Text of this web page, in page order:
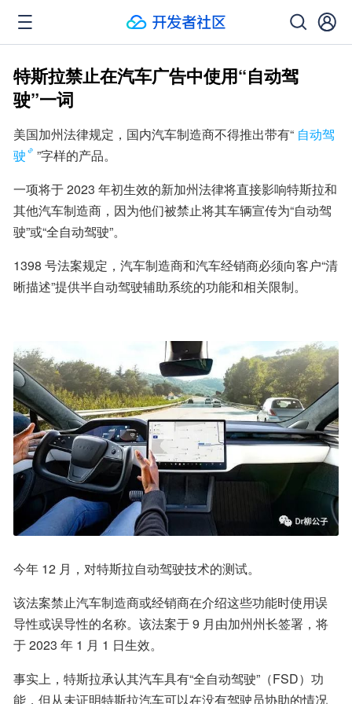
特斯拉禁止在汽车广告中使用“自动驾
驶”一词
美国加州法律规定，国内汽车制造商不得推出带有“ 自动驾
驶
”字样的产品。
一项将于 2023 年初生效的新加州法律将直接影响特斯拉和
其他汽车制造商，因为他们被禁止将其车辆宣传为“自动驾
驶”或“全自动驾驶”。
1398 号法案规定，汽车制造商和汽车经销商必须向客户“清
晰描述”提供半自动驾驶辅助系统的功能和相关限制。
今年 12 月，对特斯拉自动驾驶技术的测试。
该法案禁止汽车制造商或经销商在介绍这些功能时使用误
导性或误导性的名称。该法案于 9 月由加州州长签署，将
于 2023 年 1 月 1 日生效。
事实上，特斯拉承认其汽车具有“全自动驾驶”（FSD）功
能，但从未证明特斯拉汽车可以在没有驾驶员协助的情况